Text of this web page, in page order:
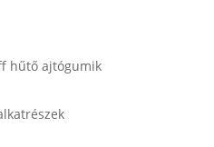
hűtő ajtógumik